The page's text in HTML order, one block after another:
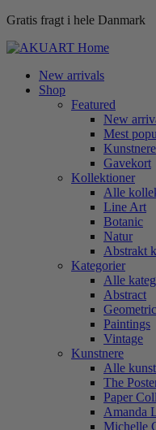
Gratis fragt i hele Danmark
New arrivals
Shop
Featured
New
Mest
Kunstnere
Gavekort
Kollektioner
Alle
Line Art
Botanic
Natur
Abstrakt
Kategorier
Alle
Abstract
Geometric
Paintings
Vintage
Kunstnere
Alle
The
Paper
Amanda
Michelle